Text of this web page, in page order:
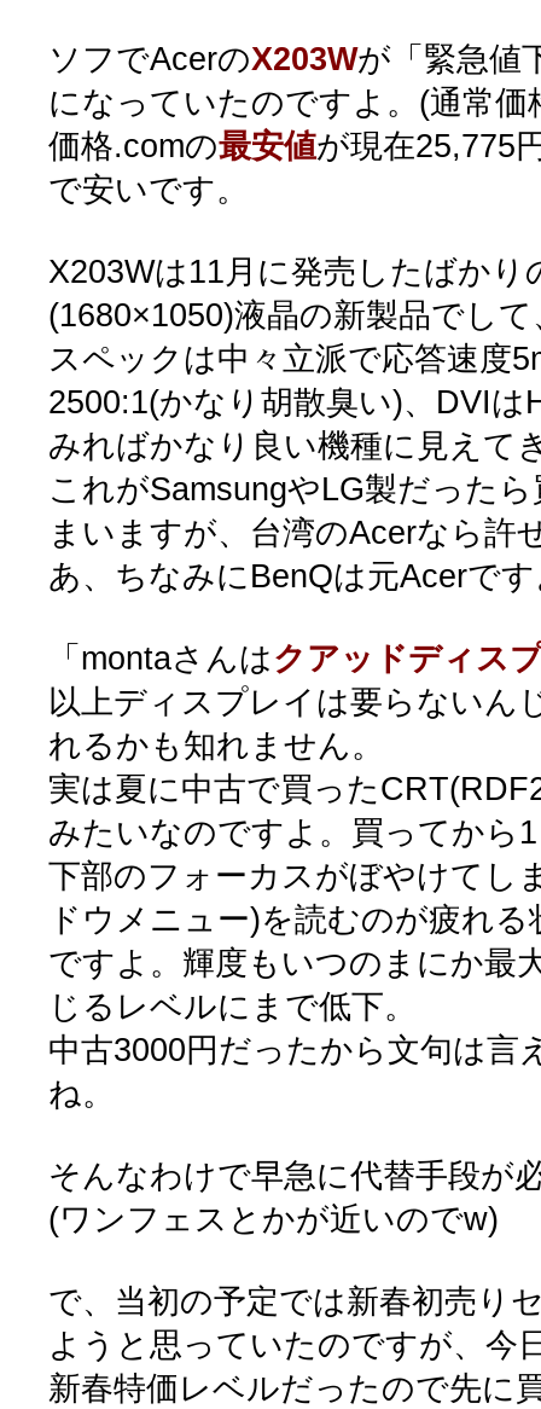
ソフでAcerのX203Wが「緊急値
になっていたのですよ。(通常価
価格.comの最安値が現在25,775
で安いです。
X203Wは11月に発売したばかり
(1680×1050)液晶の新製品でし
スペックは中々立派で応答速度
2500:1(かなり胡散臭い)、DVIは
みればかなり良い機種に見えて
これがSamsungやLG製だった
まいますが、台湾のAcerなら
あ、ちなみにBenQは元Acerで
「montaさんはクアッドディス
以上ディスプレイは要らないん
れるかも知れません。
実は夏に中古で買った
みたいなのですよ。買ってから
下部のフォーカスがぼやけてし
ドウメニュー)を読むのが疲れ
ですよ。輝度もいつのまにか最
じるレベルにまで低下。
中古3000円だったから文句は言
ね。
そんなわけで早急に代替手段が
(ワンフェスとかが近いのでw)
で、当初の予定では新春初売り
ようと思っていたのですが、今
新春特価レベルだったので先に